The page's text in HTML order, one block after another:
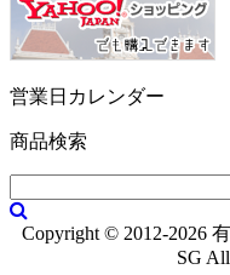
営業日カレンダー
商品検索
Copyright © 2012-2026
SG